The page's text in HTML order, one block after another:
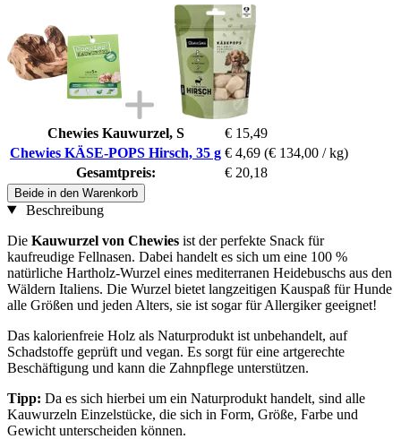
Chewies Kauwurzel, S
€ 15,49
Chewies KÄSE-POPS Hirsch, 35 g € 4,69 (€ 134,00 / kg)
Gesamtpreis:
€ 20,18
Beide in den Warenkorb
Beschreibung
Die Kauwurzel von Chewies ist der perfekte Snack für
kaufreudige Fellnasen. Dabei handelt es sich um eine 100 %
natürliche Hartholz-Wurzel eines mediterranen Heidebuschs aus den
Wäldern Italiens. Die Wurzel bietet langzeitigen Kauspaß für Hunde
alle Größen und jeden Alters, sie ist sogar für Allergiker geeignet!
Das kalorienfreie Holz als Naturprodukt ist unbehandelt, auf
Schadstoffe geprüft und vegan. Es sorgt für eine artgerechte
Beschäftigung und kann die Zahnpflege unterstützen.
Tipp: Da es sich hierbei um ein Naturprodukt handelt, sind alle
Kauwurzeln Einzelstücke, die sich in Form, Größe, Farbe und
Gewicht unterscheiden können.